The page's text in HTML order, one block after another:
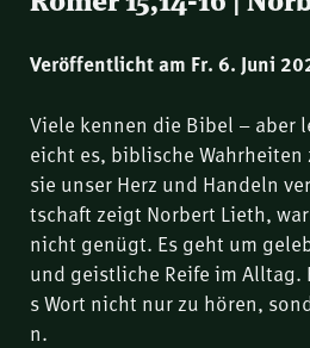
Veröffentlicht am Fr. 6. Juni
Viele kennen die Bibel – aber
eicht es, biblische Wahrheiten
sie unser Herz und Handeln
tschaft zeigt Norbert Lieth,
nicht genügt. Es geht um
und geistliche Reife im Alltag.
s Wort nicht nur zu hören,
n.